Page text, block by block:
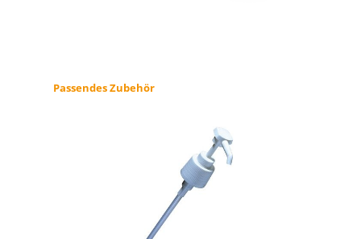
Produktgalerie überspringen
Passendes Zubehör